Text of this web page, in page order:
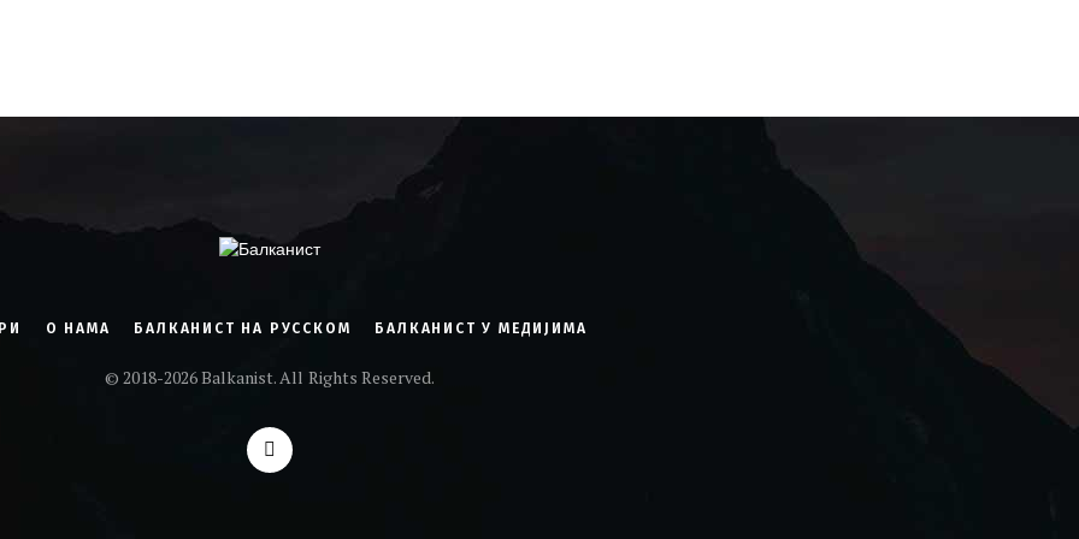
О НАМА БАЛКАНИСТ НА РУССКОМ БАЛКАНИСТ У МЕДИЈИМА
© 2018-2026 Balkanist. All Rights Reserved.